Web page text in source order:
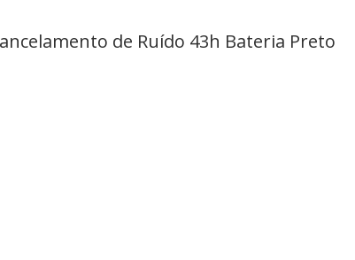
de Ruído 43h Bateria Preto